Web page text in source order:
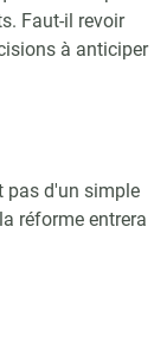
Faut-il revoir
à anticiper
pas d'un simple
réforme entrera